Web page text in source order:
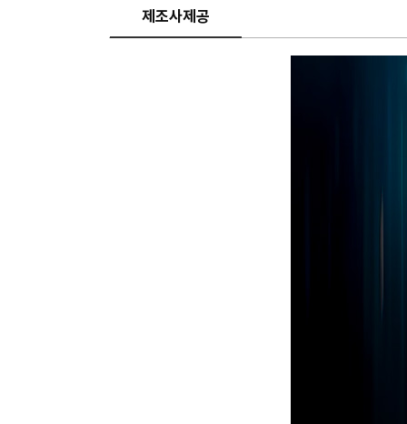
제조사제공